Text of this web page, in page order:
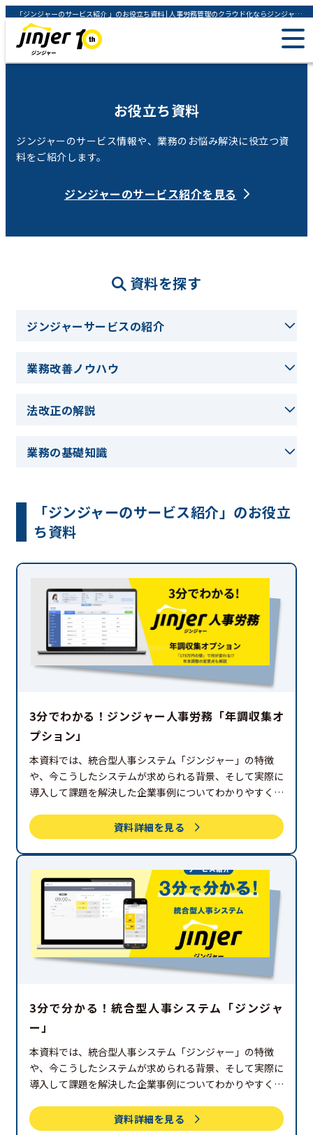
「ジンジャーのサービス紹介 」のお役立ち資料 | 人事労務管理のクラウド化ならジンジャー（jinjer）
お役立ち資料
ジンジャーのサービス情報や、業務のお悩み解決に役立つ資
料をご紹介します。
ジンジャーのサービス紹介を見る
資料を探す
ジンジャーサービスの紹介
業務改善ノウハウ
法改正の解説
業務の基礎知識
「ジンジャーのサービス紹介」のお役立
ち資料
3分でわかる！ジンジャー人事労務「年調収集オ
プション」
本資料では、統合型人事システム「ジンジャー」の特徴
や、今こうしたシステムが求められる背景、そして実際に
導入して課題を解決した企業事例についてわかりやすく解
資料詳細を見る
3分で分かる！統合型人事システム「ジンジャ
ー」
本資料では、統合型人事システム「ジンジャー」の特徴
や、今こうしたシステムが求められる背景、そして実際に
導入して課題を解決した企業事例についてわかりやすく解
資料詳細を見る